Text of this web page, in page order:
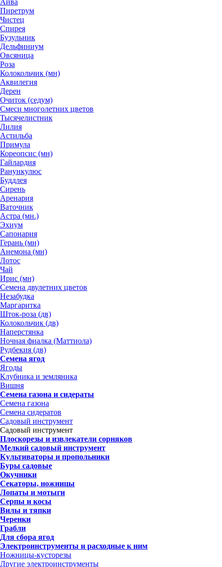
Айва
Пиретрум
Чистец
Спирея
Бузульник
Дельфиниум
Овсяница
Роза
Колокольчик (мн)
Аквилегия
Дерен
Очиток (седум)
Смеси многолетних цветов
Тысячелистник
Лилия
Астильба
Примула
Кореопсис (мн)
Гайлардия
Ранункулюс
Буддлея
Сирень
Аренария
Ваточник
Астра (мн.)
Эхиум
Сапонария
Герань (мн)
Анемона (мн)
Лотос
Чай
Ирис (мн)
Семена двулетних цветов
Незабудка
Маргаритка
Шток-роза (дв)
Колокольчик (дв)
Наперстянка
Ночная фиалка (Маттиола)
Рудбекия (дв)
Семена ягод
Ягоды
Клубника и земляника
Вишня
Семена газона и сидераты
Семена газона
Семена сидератов
Садовый инструмент
Садовый инструмент
Плоскорезы и извлекатели сорняков
Мелкий садовый инструмент
Культиваторы и пропольники
Буры садовые
Окучники
Секаторы, ножницы
Лопаты и мотыги
Серпы и косы
Вилы и тяпки
Черенки
Грабли
Для сбора ягод
Электроинструменты и расходные к ним
Ножницы-кусторезы
Другие электроинструменты